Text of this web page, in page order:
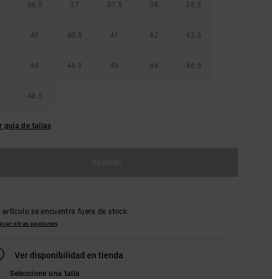
36.5 37 37.5 38 38.5
40 40.5 41 42 42.5
44 44.5 45 46 46.5
48.5
guía de tallas
artículo se encuentra fuera de stock.
otras opciones
Ver disponibilidad en tienda
Seleccione una talla